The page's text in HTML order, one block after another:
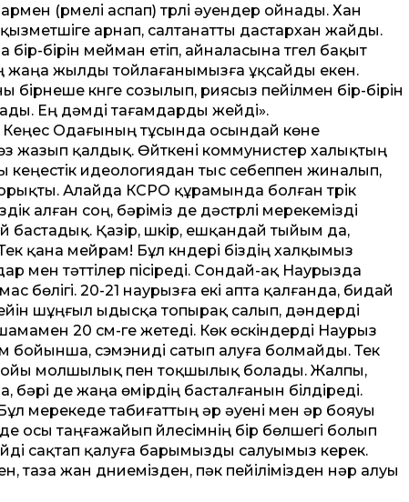
(үрмелі аспап) түрлі әуендер ойнады. Хан
қызметшіге арнап, салтанатты дастархан жайды.
бірін мейман етіп, айналасына түгел бақыт
жаңа жылды тойлағанымызға ұқсайды екен.
күнге созылып, риясыз пейілмен бір-бірін
Ең дәмді тағамдарды жейді».
Кеңес Одағының тұсында осындай көне
жазып қалдық. Өйткені коммунистер халықтың
кеңестік идеологиядан тыс себеппен жиналып,
Алайда КСРО құрамында болған түрік
алған соң, бәріміз де дәстүрлі мерекемізді
бастадық. Қазір, шүкір, ешқандай тыйым да,
қана мейрам! Бұл күндері біздің халқымыз
мен тәттілер пісіреді. Сондай-ақ Наурызда
20-21 наурызға екі апта қалғанда, бидай
шұңғыл ыдысқа топырақ салып, дәндерді
шамамен 20 см-ге жетеді. Көк өскіндерді Наурыз
сэмэниді сатып алуға болмайды. Тек
молшылық пен тоқшылық болады. Жалпы,
де жаңа өмірдің басталғанын білдіреді.
мерекеде табиғаттың әр әуені мен әр бояуы
осы таңғажайып үйлесімнің бір бөлшегі болып
сақтап қалуға барымызды салуымыз керек.
таза жан дүниемізден, пәк пейілімізден нәр алуы